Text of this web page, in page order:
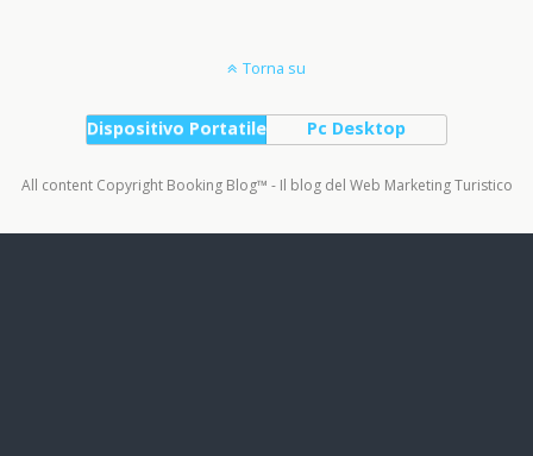
Torna su
Dispositivo Portatile Pc Desktop
All content Copyright Booking Blog™ - Il blog del Web Marketing Turistico